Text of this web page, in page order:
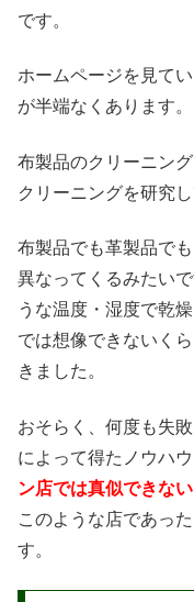
です。
ホームページを見て
が半端なくあります。
布製品のクリーニン
クリーニングを研究
布製品でも革製品で
異なってくるみたい
うな温度・湿度で乾
では想像できないく
きました。
おそらく、何度も失
によって得たノウハウ
ン店では真似できな
このような店であっ
す。